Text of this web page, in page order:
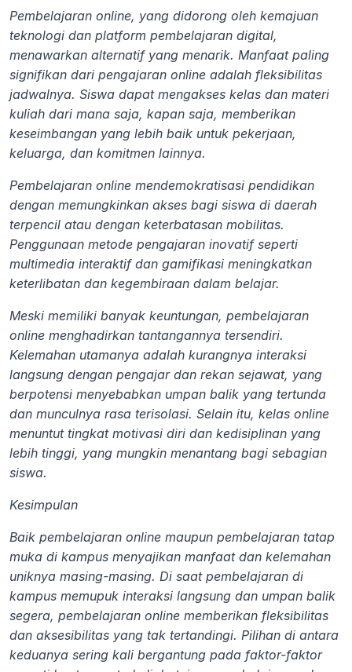
Pembelajaran online, yang didorong oleh kemajuan
teknologi dan platform pembelajaran digital,
menawarkan alternatif yang menarik. Manfaat paling
signifikan dari pengajaran online adalah fleksibilitas
jadwalnya. Siswa dapat mengakses kelas dan materi
kuliah dari mana saja, kapan saja, memberikan
keseimbangan yang lebih baik untuk pekerjaan,
keluarga, dan komitmen lainnya.
Pembelajaran online mendemokratisasi pendidikan
dengan memungkinkan akses bagi siswa di daerah
terpencil atau dengan keterbatasan mobilitas.
Penggunaan metode pengajaran inovatif seperti
multimedia interaktif dan gamifikasi meningkatkan
keterlibatan dan kegembiraan dalam belajar.
Meski memiliki banyak keuntungan, pembelajaran
online menghadirkan tantangannya tersendiri.
Kelemahan utamanya adalah kurangnya interaksi
langsung dengan pengajar dan rekan sejawat, yang
berpotensi menyebabkan umpan balik yang tertunda
dan munculnya rasa terisolasi. Selain itu, kelas online
menuntut tingkat motivasi diri dan kedisiplinan yang
lebih tinggi, yang mungkin menantang bagi sebagian
siswa.
Kesimpulan
Baik pembelajaran online maupun pembelajaran tatap
muka di kampus menyajikan manfaat dan kelemahan
uniknya masing-masing. Di saat pembelajaran di
kampus memupuk interaksi langsung dan umpan balik
segera, pembelajaran online memberikan fleksibilitas
dan aksesibilitas yang tak tertandingi. Pilihan di antara
keduanya sering kali bergantung pada faktor-faktor